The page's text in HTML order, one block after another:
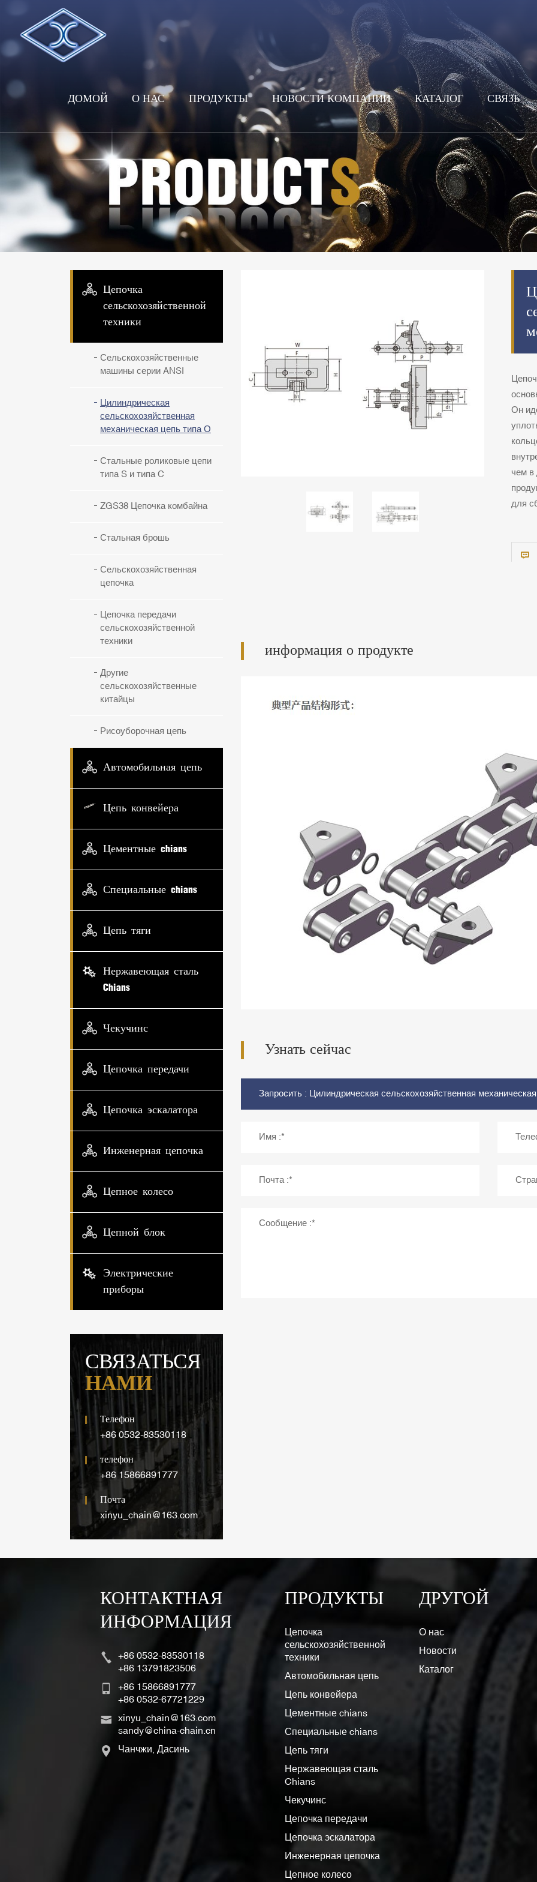
ДОМОЙ О НАС ПРОДУКТЫ НОВОСТИ КОМПАНИИ КАТАЛОГ СВЯЗЬ
Цепочка
сельскохозяйственной
техники
Сельскохозяйственные
машины серии ANSI
Цилиндрическая
сельскохозяйственная
механическая цепь типа О
Стальные роликовые цепи
типа S и типа C
ZGS38 Цепочка комбайна
Стальная брошь
Сельскохозяйственная
цепочка
Цепочка передачи
сельскохозяйственной
техники
Другие
сельскохозяйственные
китайцы
Рисоуборочная цепь
Автомобильная цепь
Цепь конвейера
Цементные chians
Специальные chians
Цепь тяги
Нержавеющая сталь
Chians
Чекучинс
Цепочка передачи
Цепочка эскалатора
Инженерная цепочка
Цепное колесо
Цепной блок
Электрические
приборы
СВЯЗАТЬСЯ
НАМИ
Телефон
+86 0532-83530118
телефон
+86 15866891777
Почта
xinyu_chain@163.com
Он
чем в
для
информация о продукте
Узнать сейчас
КОНТАКТНАЯ
ИНФОРМАЦИЯ
+86 0532-83530118
+86 13791823506
+86 15866891777
+86 0532-67721229
xinyu_chain@163.com
sandy@china-chain.cn
Чанчжи, Дасинь
ПРОДУКТЫ
Цепочка
сельскохозяйственной
техники
Автомобильная цепь
Цепь конвейера
Цементные chians
Специальные chians
Цепь тяги
Нержавеющая сталь
Chians
Чекучинс
Цепочка передачи
Цепочка эскалатора
Инженерная цепочка
Цепное колесо
ДРУГОЙ
О нас
Новости
Каталог